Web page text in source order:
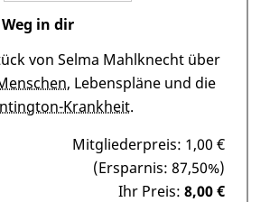
Weg in dir
von Selma Mahlknecht über
, Lebenspläne und die
Krankheit.
Mitgliederpreis: 1,00 €
(Ersparnis: 87,50%)
Ihr Preis: 8,00 €